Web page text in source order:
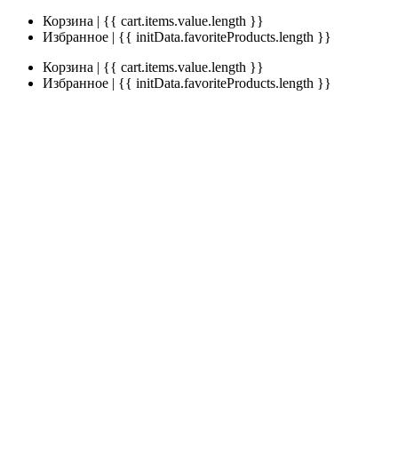
Корзина | {{ cart.items.value.length }}
Избранное | {{ initData.favoriteProducts.length }}
Корзина | {{ cart.items.value.length }}
Избранное | {{ initData.favoriteProducts.length }}